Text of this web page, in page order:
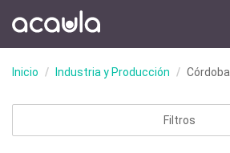
Inicio Industria y Producción Córdoba
Filtros